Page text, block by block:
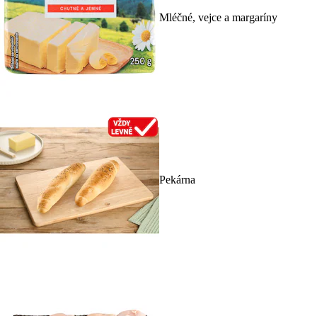
Mléčné, vejce a margaríny
Pekárna